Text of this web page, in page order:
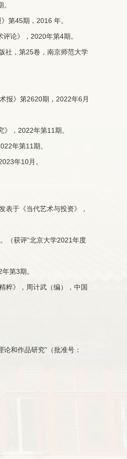
。
》第45期，2016 年。
评论》，2020年第4期。
社，第25卷，南京师范大学
。
报》第2620期，2022年6月
》，2022年第11期。
年第11期。
年10月。
表于《当代艺术与投资》，
（获评“北京大学2021年度
第3期。
粹》，周计武（编），中国
和作品研究”（批准号：